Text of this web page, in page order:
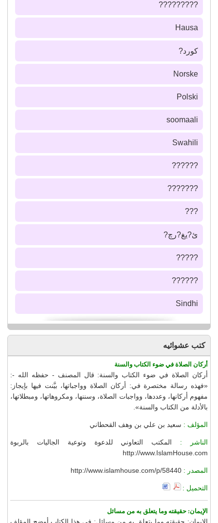
?????????
Hausa
كورد?
Norske
Polski
soomaali
Swahili
??????
???????
???
ئ?يغ?رچ?
?????
??????
Sindhi
كتب عشوائيه
أركان الصلاة في ضوء الكتاب والسنة
أركان الصلاة في ضوء الكتاب والسنة: قال المصنف - حفظه الله -:
«فهذه رسالة مختصرة في: أركان الصلاة وواجباتها، بيَّنت فيها بإيجاز:
مفهوم أركانها، وعددها، وواجبات الصلاة، وسننها، ومكروهاتها، ومبطلاتها،
بالأدلة من الكتاب والسنة».
المؤلف : سعيد بن علي بن وهف القحطاني
الناشر : المكتب التعاوني للدعوة وتوعية الجاليات بالربوة
http://www.IslamHouse.com
المصدر : http://www.islamhouse.com/p/58440
التحميل :
الإيمان: حقيقته وما يتعلق به من مسائل